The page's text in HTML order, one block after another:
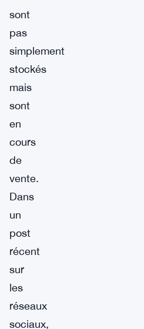
sont
pas
simplement
stockés
mais
sont
en
cours
de
vente.
Dans
un
post
récent
sur
les
réseaux
sociaux,